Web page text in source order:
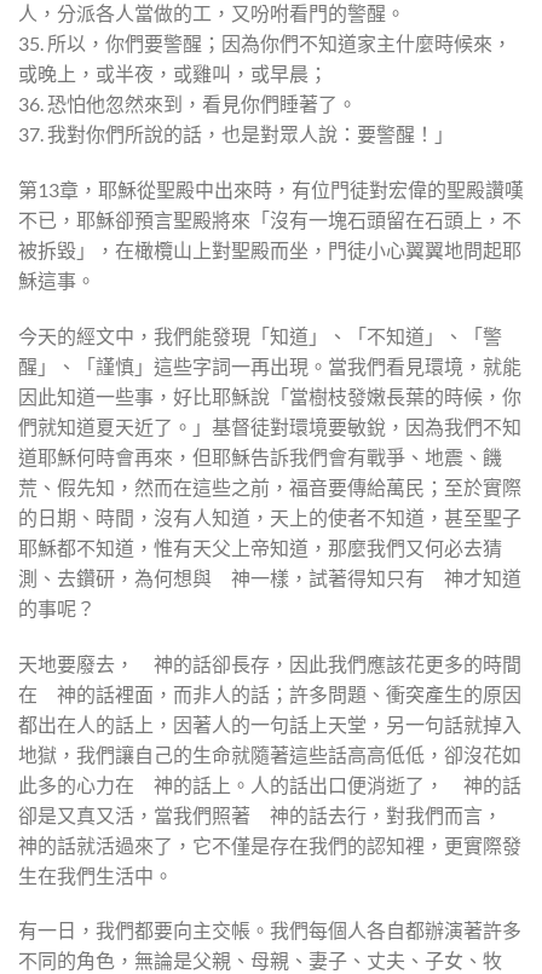
人，分派各人當做的工，又吩咐看門的警醒。
35. 所以，你們要警醒；因為你們不知道家主什麼時候來，
或晚上，或半夜，或雞叫，或早晨；
36. 恐怕他忽然來到，看見你們睡著了。
37. 我對你們所說的話，也是對眾人說：要警醒！」
第13章，耶穌從聖殿中出來時，有位門徒對宏偉的聖殿讚嘆
不已，耶穌卻預言聖殿將來「沒有一塊石頭留在石頭上，不
被拆毀」，在橄欖山上對聖殿而坐，門徒小心翼翼地問起耶
穌這事。
今天的經文中，我們能發現「知道」、「不知道」、「警
醒」、「謹慎」這些字詞一再出現。當我們看見環境，就能
因此知道一些事，好比耶穌說「當樹枝發嫩長葉的時候，你
們就知道夏天近了。」基督徒對環境要敏銳，因為我們不知
道耶穌何時會再來，但耶穌告訴我們會有戰爭、地震、饑
荒、假先知，然而在這些之前，福音要傳給萬民；至於實際
的日期、時間，沒有人知道，天上的使者不知道，甚至聖子
耶穌都不知道，惟有天父上帝知道，那麼我們又何必去猜
測、去鑽研，為何想與 神一樣，試著得知只有 神才知道
的事呢？
天地要廢去， 神的話卻長存，因此我們應該花更多的時間
在 神的話裡面，而非人的話；許多問題、衝突產生的原因
都出在人的話上，因著人的一句話上天堂，另一句話就掉入
地獄，我們讓自己的生命就隨著這些話高高低低，卻沒花如
此多的心力在 神的話上。人的話出口便消逝了， 神的話
卻是又真又活，當我們照著 神的話去行，對我們而言，
神的話就活過來了，它不僅是存在我們的認知裡，更實際發
生在我們生活中。
有一日，我們都要向主交帳。我們每個人各自都辦演著許多
不同的角色，無論是父親、母親、妻子、丈夫、子女、牧